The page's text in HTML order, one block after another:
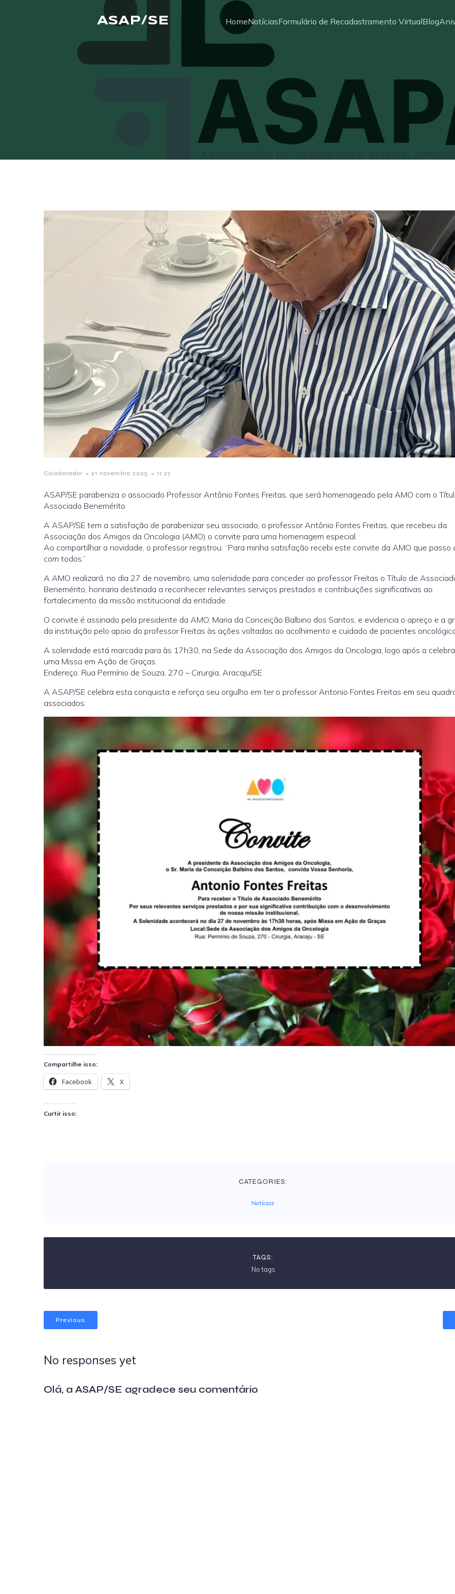
ASAP/SE HomeNotíciasFormulário de Recadastramento VirtualBlog
Colaborador - 21 novembro 2025 - 11:27
ASAP/SE parabeniza o associado Professor Antônio Fontes Freitas, que será homenageado pela AMO com o
Associado Benemérito
A ASAP/SE tem a satisfação de parabenizar seu associado, o professor Antônio Fontes Freitas, que recebeu da
Associação dos Amigos da Oncologia (AMO) o convite para uma homenagem especial.
Ao compartilhar a novidade, o professor registrou: “Para minha satisfação recebi este convite da AMO que passo
com todos.”
A AMO realizará, no dia 27 de novembro, uma solenidade para conceder ao professor Freitas o Título de
Benemérito, honraria destinada a reconhecer relevantes serviços prestados e contribuições significativas ao
fortalecimento da missão institucional da entidade.
O convite é assinado pela presidente da AMO, Maria da Conceição Balbino dos Santos, e evidencia o apreço e a
da instituição pelo apoio do professor Freitas às ações voltadas ao acolhimento e cuidado de pacientes
A solenidade está marcada para às 17h30, na Sede da Associação dos Amigos da Oncologia, logo após a
uma Missa em Ação de Graças.
Endereço: Rua Permínio de Souza, 270 – Cirurgia, Aracaju/SE.
A ASAP/SE celebra esta conquista e reforça seu orgulho em ter o professor Antonio Fontes Freitas em seu
associados.
Compartilhe isso:
Facebook X
Curtir isso:
CATEGORIES:
Notícias
TAGS:
No tags
Previous
No responses yet
Olá, a ASAP/SE agradece seu comentário